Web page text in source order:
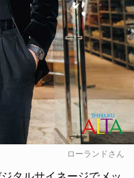
ローランドさん